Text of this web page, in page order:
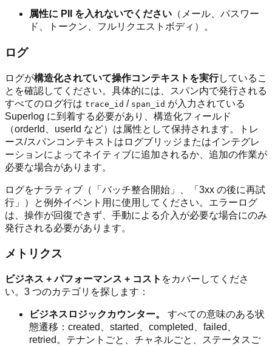
属性に PII を入れないでください （メール、パスワー
ド、トークン、フルリクエストボディ）。
ログ
ログが構造化されていて操作コンテキストを実行しているこ
とを確認してください。具体的には、スパン内で発行される
すべてのログ行は trace_id / span_id が入力されている
Superlog に到着する必要があり、構造化フィールド
（orderId、userId など）は属性として保持されます。トレ
ース/スパンコンテキストはログブリッジまたはインテグレ
ーションによってネイティブに追加されるか、追加の作業が
必要な場合があります。
ログをナラティブ（「バッチ整合開始」、「3xx の後に再試
行」）と例外イベント用に使用してください。エラーログ
は、操作が回復できず、手動による介入が必要な場合にのみ
発行される必要があります。
メトリクス
ビジネス + パフォーマンス + コスト をカバーしてくださ
い。3 つのカテゴリを探します：
ビジネスロジックカウンター。
すべての意味のある状
態遷移：created、started、completed、failed、
retried。テナントごと、チャネルごと、ステータスご